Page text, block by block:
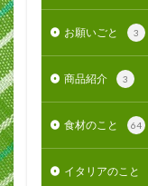
お願いごと 3
商品紹介 3
食材のこと 64
イタリアのこと